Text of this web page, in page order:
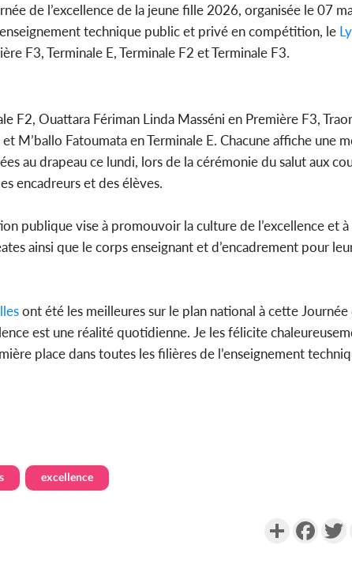
de l’excellence de la jeune fille 2026, organisée le 07
technique public et privé en compétition, le
F3, Terminale E, Terminale F2 et Terminale F3.
F2, Ouattara Fériman Linda Masséni en Première F3,
M’ballo Fatoumata en Terminale E. Chacune affiche une
au drapeau ce lundi, lors de la cérémonie du salut aux
encadreurs et des élèves.
publique vise à promouvoir la culture de l’excellence et
ainsi que le corps enseignant et d’encadrement pour
ont été les meilleures sur le plan national à cette Journée
est une réalité quotidienne. Je les félicite
place dans toutes les filières de l’enseignement
excellence
Partager